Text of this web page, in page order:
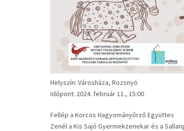
Helyszín: Városháza, Rozsnyó
Időpont: 2024. február 11., 15:00
Fellép a Korcos Hagyományőrző Együttes
Zenél a Kis Sajó Gyermekzenekar és a